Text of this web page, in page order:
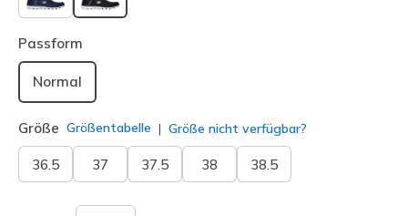
ausgewählt
Passform
Normal
Größe Größentabelle Größe nicht verfügbar?
36.5 37 37.5 38 38.5